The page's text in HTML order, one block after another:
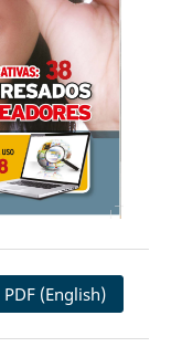
PDF (English)